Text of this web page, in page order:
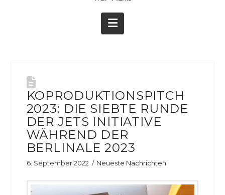
Navigation
KOPRODUKTIONSPITCH
2023: DIE SIEBTE RUNDE
DER JETS INITIATIVE
WÄHREND DER
BERLINALE 2023
6. September 2022 Neueste Nachrichten